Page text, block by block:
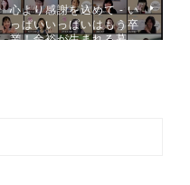
心より感謝を込めて - い
っぱいいっぱいはもう卒
業！余裕が生まれる暮…